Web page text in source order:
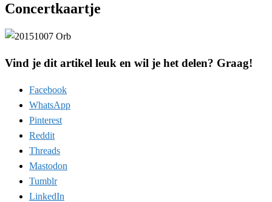
Concertkaartje
Vind je dit artikel leuk en wil je het delen? Graag!
Facebook
WhatsApp
Pinterest
Reddit
Threads
Mastodon
Tumblr
LinkedIn